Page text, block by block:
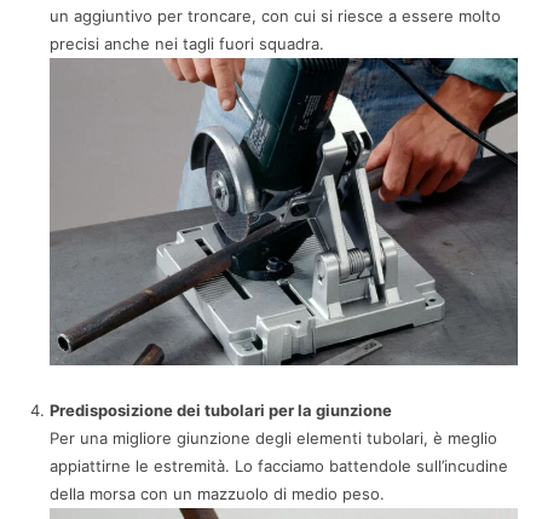
un aggiuntivo per troncare, con cui si riesce a essere molto
precisi anche nei tagli fuori squadra.
Predisposizione dei tubolari per la giunzione
Per una migliore giunzione degli elementi tubolari, è meglio
appiattirne le estremità. Lo facciamo battendole sull’incudine
della morsa con un mazzuolo di medio peso.